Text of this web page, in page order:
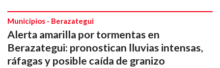
Alerta amarilla por tormentas en
Berazategui: pronostican lluvias intensas,
ráfagas y posible caída de granizo
Municipios - Berazategui